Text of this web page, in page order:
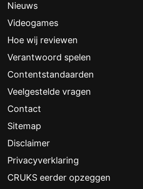
Nieuws
Videogames
Hoe wij reviewen
Verantwoord spelen
Contentstandaarden
Veelgestelde vragen
Contact
Sitemap
Disclaimer
Privacyverklaring
CRUKS eerder opzeggen